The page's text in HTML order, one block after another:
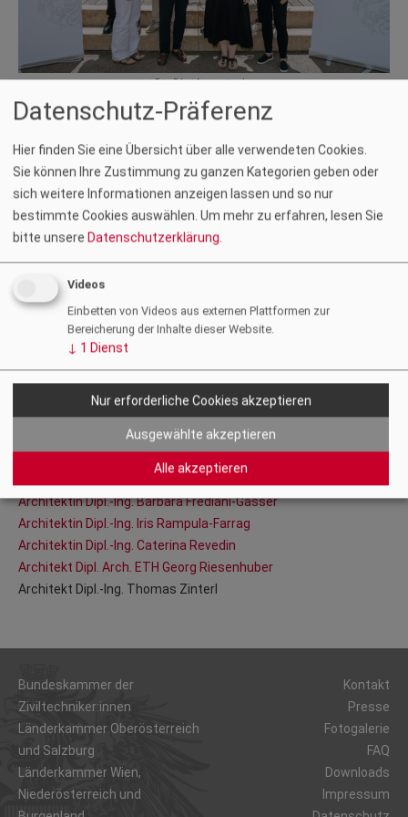
Datenschutz-Präferenz
Hier finden Sie eine Übersicht über alle verwendeten Cookies.
Sie können Ihre Zustimmung zu ganzen Kategorien geben oder
sich weitere Informationen anzeigen lassen und so nur
bestimmte Cookies auswählen. Um mehr zu erfahren, lesen Sie
bitte unsere Datenschutzerklärung.
Videos
Einbetten von Videos aus externen Plattformen zur
Bereicherung der Inhalte dieser Website.
↓ 1 Dienst
Nur erforderliche Cookies akzeptieren
Ausgewählte akzeptieren
Alle akzeptieren
Foto: Robert Anagnostopoulos
Vorstandsmitglieder
Vorsitzender
Architekt Dipl.-Ing. Uwe Schwarz
Stv. Vorsitzende
Architektin Dipl.-Ing. Eva Maria Hierzer
Vorstandsmitglieder
Architektin Dipl.-Ing. Nina Kuess
Architekt Dipl.-Ing. Gernot Kupfer
Architektin Dipl.-Ing. Stefanie Murero
Architektin Dipl.-Ing. Theresa Reisenhofer
Architekt Dipl.-Ing. Dominik Weißenegger
Architekt Dipl.-Ing. Rainer Wührer
Kooptierte Vorstandsmitglieder
Architektin Dipl.-Ing. Barbara Frediani-Gasser
Architektin Dipl.-Ing. Iris Rampula-Farrag
Architektin Dipl.-Ing. Caterina Revedin
Architekt Dipl. Arch. ETH Georg Riesenhuber
Architekt Dipl.-Ing. Thomas Zinterl
Bundeskammer der
Ziviltechniker:innen
Länderkammer Oberösterreich
und Salzburg
Länderkammer Wien,
Niederösterreich und
Kontakt
Presse
Fotogalerie
FAQ
Downloads
Impressum